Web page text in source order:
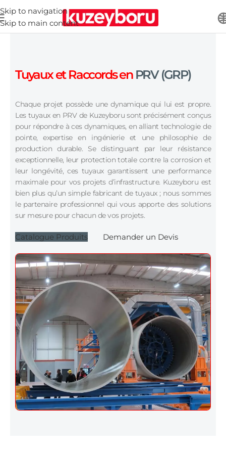
Skip to navigation
Skip to main content
Tuyaux et Raccords enPRV (GRP)
Chaque projet possède une dynamique qui lui est propre.
Les tuyaux en PRV de Kuzeyboru sont précisément conçus
pour répondre à ces dynamiques, en alliant technologie de
pointe, expertise en ingénierie et une philosophie de
production durable. Se distinguant par leur résistance
exceptionnelle, leur protection totale contre la corrosion et
leur longévité, ces tuyaux garantissent une performance
maximale pour vos projets d’infrastructure. Kuzeyboru est
bien plus qu’un simple fabricant de tuyaux ; nous sommes
le partenaire professionnel qui vous apporte des solutions
sur mesure pour chacun de vos projets.
Catalogue Produits Demander un Devis